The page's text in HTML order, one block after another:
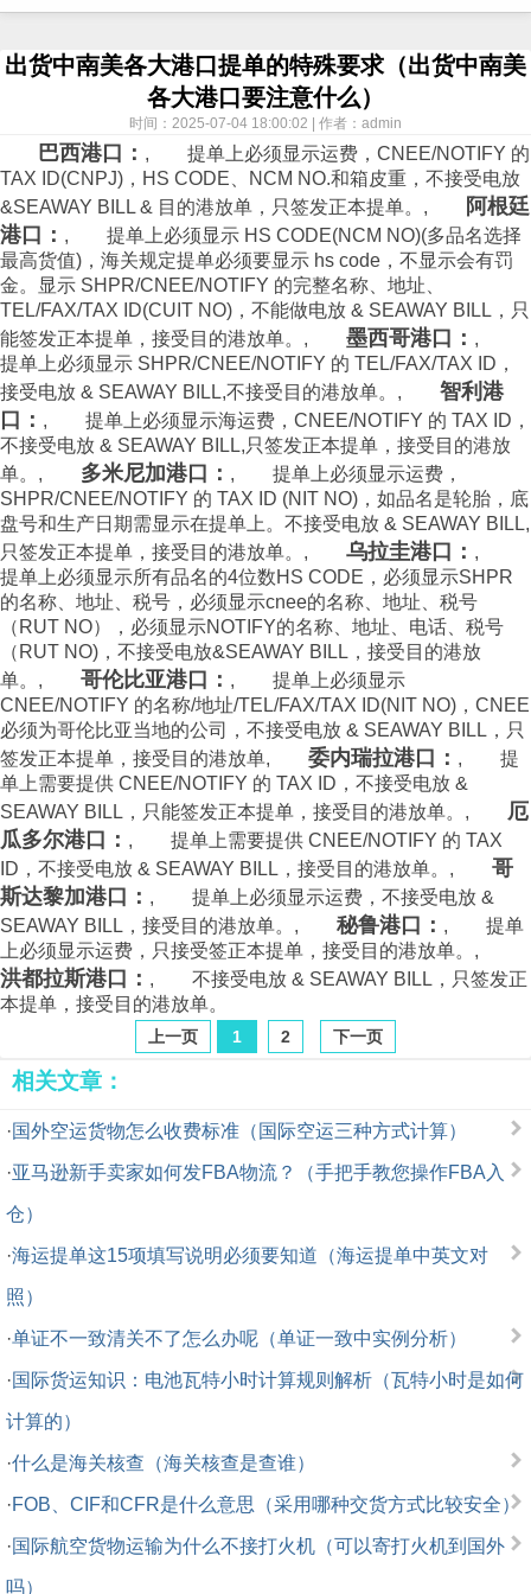
出货中南美各大港口提单的特殊要求（出货中南美
各大港口要注意什么）
时间：2025-07-04 18:00:02 | 作者：admin
巴西港口： , 提单上必须显示运费，CNEE/NOTIFY 的
TAX ID(CNPJ)，HS CODE、NCM NO.和箱皮重，不接受电放
&SEAWAY BILL & 目的港放单，只签发正本提单。,
阿根廷
港口： , 提单上必须显示 HS CODE(NCM NO)(多品名选择
最高货值)，海关规定提单必须要显示 hs code，不显示会有罚
金。显示 SHPR/CNEE/NOTIFY 的完整名称、地址、
TEL/FAX/TAX ID(CUIT NO)，不能做电放 & SEAWAY BILL，只
能签发正本提单，接受目的港放单。, 墨西哥港口： ,
提单上必须显示 SHPR/CNEE/NOTIFY 的 TEL/FAX/TAX ID，
接受电放 & SEAWAY BILL,不接受目的港放单。, 智利港
口： , 提单上必须显示海运费，CNEE/NOTIFY 的 TAX ID，
不接受电放 & SEAWAY BILL,只签发正本提单，接受目的港放
单。, 多米尼加港口： , 提单上必须显示运费，
SHPR/CNEE/NOTIFY 的 TAX ID (NIT NO)，如品名是轮胎，底
盘号和生产日期需显示在提单上。不接受电放 & SEAWAY BILL,
只签发正本提单，接受目的港放单。, 乌拉圭港口： ,
提单上必须显示所有品名的4位数HS CODE，必须显示SHPR
的名称、地址、税号，必须显示cnee的名称、地址、税号
（RUT NO），必须显示NOTIFY的名称、地址、电话、税号
（RUT NO)，不接受电放&SEAWAY BILL，接受目的港放
单。, 哥伦比亚港口： , 提单上必须显示
CNEE/NOTIFY 的名称/地址/TEL/FAX/TAX ID(NIT NO)，CNEE
必须为哥伦比亚当地的公司，不接受电放 & SEAWAY BILL，只
签发正本提单，接受目的港放单, 委内瑞拉港口： , 提
单上需要提供 CNEE/NOTIFY 的 TAX ID，不接受电放 &
SEAWAY BILL，只能签发正本提单，接受目的港放单。, 厄
瓜多尔港口： , 提单上需要提供 CNEE/NOTIFY 的 TAX
ID，不接受电放 & SEAWAY BILL，接受目的港放单。, 哥
斯达黎加港口： , 提单上必须显示运费，不接受电放 &
SEAWAY BILL，接受目的港放单。, 秘鲁港口： , 提单
上必须显示运费，只接受签正本提单，接受目的港放单。,
洪都拉斯港口： , 不接受电放 & SEAWAY BILL，只签发正
本提单，接受目的港放单。
上一页 1 2 下一页
相关文章：
·国外空运货物怎么收费标准（国际空运三种方式计算）
·亚马逊新手卖家如何发FBA物流？（手把手教您操作FBA入
仓）
·海运提单这15项填写说明必须要知道（海运提单中英文对
照）
·单证不一致清关不了怎么办呢（单证一致中实例分析）
·国际货运知识：电池瓦特小时计算规则解析（瓦特小时是如何
计算的）
·什么是海关核查（海关核查是查谁）
·FOB、CIF和CFR是什么意思（采用哪种交货方式比较安全）
·国际航空货物运输为什么不接打火机（可以寄打火机到国外
吗）